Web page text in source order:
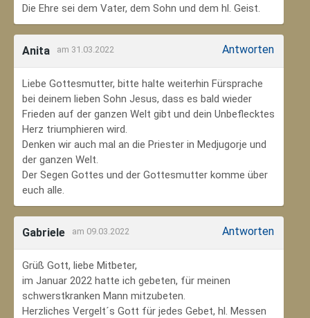
Die Ehre sei dem Vater, dem Sohn und dem hl. Geist.
Anita am 31.03.2022 Antworten
Liebe Gottesmutter, bitte halte weiterhin Fürsprache
bei deinem lieben Sohn Jesus, dass es bald wieder
Frieden auf der ganzen Welt gibt und dein Unbeflecktes
Herz triumphieren wird.
Denken wir auch mal an die Priester in Medjugorje und
der ganzen Welt.
Der Segen Gottes und der Gottesmutter komme über
euch alle.
Gabriele am 09.03.2022 Antworten
Grüß Gott, liebe Mitbeter,
im Januar 2022 hatte ich gebeten, für meinen
schwerstkranken Mann mitzubeten.
Herzliches Vergelt´s Gott für jedes Gebet, hl. Messen